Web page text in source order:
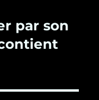
par son